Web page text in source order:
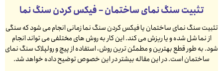
تثبیت سنگ نمای ساختمان – فیکس کردن سنگ نما
تثبیت سنگ نمای ساختمان یا فیکس کردن سنگ نما زمانی انجام می شود که سنگی
از نما شل شده و یا ریزش می کند. این کار به روش های مختلفی می تواند انجام
شود. به طور قطع بهترین و مطمئن ترین روش، استفاده از پیچ و رولپلاک سنگ نمای
ساختمان است. در این مقاله بیشتر در این خصوص توضیح داده خواهد شد.